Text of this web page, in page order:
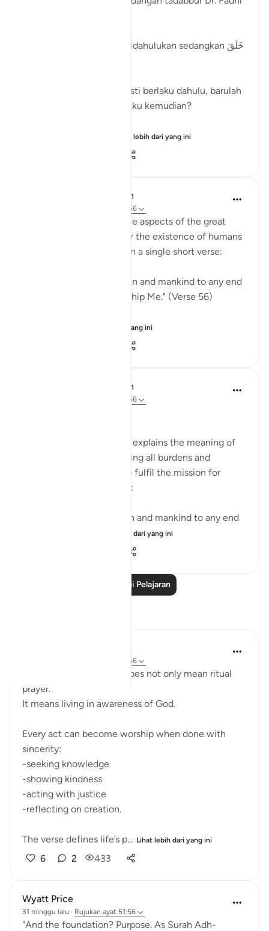
Bukankah penciptaan mesti berlaku dahulu, barulah
pendidikan al-Quran berlaku kemudian?
Lihat lebih dari yang ini
In the Shade of the Quran
ayat 51:56
Here, we understand some aspects of the great
truth, a clear objective for the existence of humans
and jinn on earth, stated in a single short verse:
"I have not created the jinn and mankind to any end
other than they may worship Me." (Verse 56)
Lihat lebih dari yang ini
In the Shade of the Quran
ayat 51:56
The last note in the surah explains the meaning of
fleeing to God and shedding all burdens and
encumbrances in order to fulfil the mission for
which He created people:
I have not created the jinn and mankind to any end
Lihat lebih dari yang ini
Baca Lagi Pelajaran
ayat 51:56
Here worship (ʿibādah) does not only mean ritual
prayer.
It means living in awareness of God.
Every act can become worship when done with
sincerity:
-seeking knowledge
-showing kindness
-acting with justice
-reflecting on creation.
The verse defines life’s p... Lihat lebih dari yang ini
6 2 433
Wyatt Price
31 minggu lalu · Rujukan ayat 51:56
"And the foundation? Purpose. As Surah Adh-